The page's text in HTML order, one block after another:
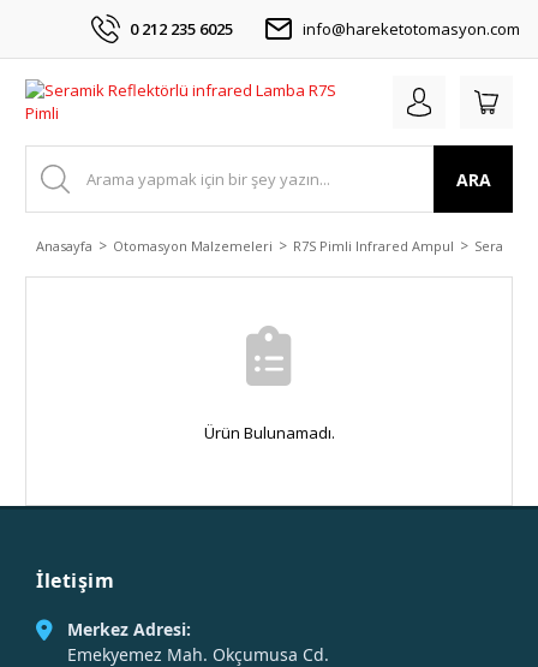
0 212 235 6025 info@hareketotomasyon.com
ARA
Anasayfa Otomasyon Malzemeleri R7S Pimli Infrared Ampul Seramik
Ürün Bulunamadı.
İletişim
Merkez Adresi:
Emekyemez Mah. Okçumusa Cd.